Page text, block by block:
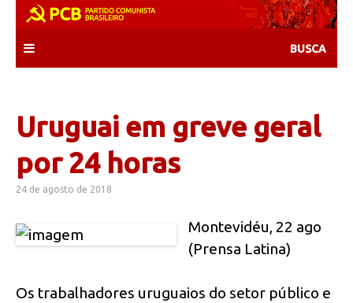
content
Uruguai em greve geral
por 24 horas
24 de agosto de 2018
Montevidéu, 22 ago
(Prensa Latina)
Os trabalhadores uruguaios do setor público e